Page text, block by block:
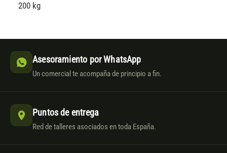
200 kg
Asesoramiento por WhatsApp
Un comercial te acompaña de principio a fin.
Puntos de entrega
Red de talleres asociados en toda España.